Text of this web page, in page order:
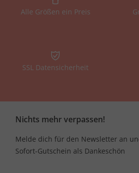
Alle Größen ein Preis
SSL Datensicherheit
Nichts mehr verpassen!
Melde dich für den Newsletter an
Sofort-Gutschein als Dankeschön